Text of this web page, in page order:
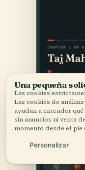
Una pequeña
Las cookies
Las cookies de
ayudan a entender
sin anuncios ni venta
momento desde el pie
Personalizar